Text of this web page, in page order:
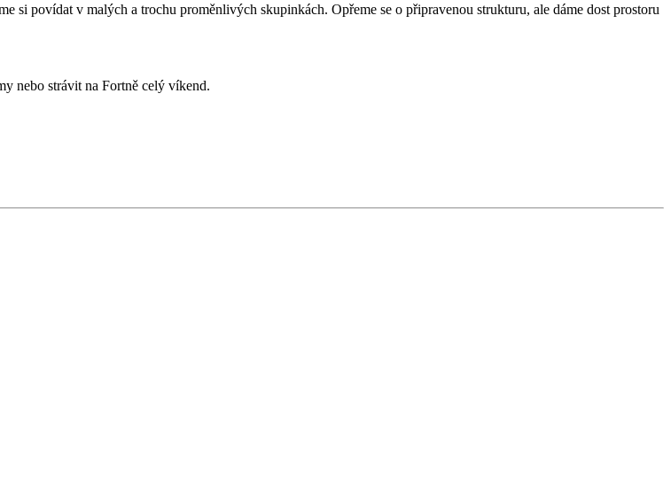
si povídat v malých a trochu proměnlivých skupinkách. Opřeme se o připravenou strukturu, ale dáme dost prostoru
nebo strávit na Fortně celý víkend.